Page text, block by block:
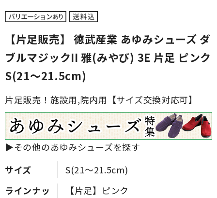
【片足販売】 徳武産業 あゆみシューズ ダ
ブルマジックII 雅(みやび) 3E 片足 ピンク
S(21～21.5cm)
片足販売！施設用,院内用【サイズ交換対応可】
サイズ
S(21～21.5cm)
ラインナッ
【片足】ピンク
▶その他のあゆみシューズを探す